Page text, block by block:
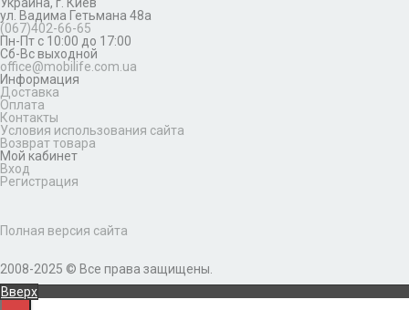
ул. Вадима Гетьмана 48а
(067)402-66-65
Пн-Пт с 10:00 до 17:00
Сб-Вс выходной
office@mobilife.com.ua
Информация
Доставка
Оплата
Контакты
Условия использования сайта
Возврат товара
Мой кабинет
Вход
Регистрация
Полная версия сайта
2008-2025 © Все права защищены.
Вверх